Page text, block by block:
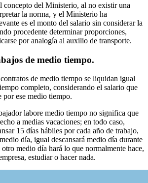
concepto del Ministerio, al no existir una
la norma, y el Ministerio ha
es el monto del salario sin considerar la
procedente determinar proporciones,
por analogía al auxilio de transporte.
de medio tiempo.
de medio tiempo se liquidan igual
completo, considerando el salario que
por ese medio tiempo.
labore medio tiempo no significa que
a medias vacaciones; en todo caso,
15 días hábiles por cada año de trabajo,
día, igual descansará medio día durante
medio día hará lo que normalmente hace,
estudiar o hacer nada.